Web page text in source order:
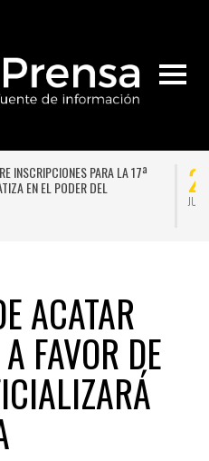
INSCRIPCIONES PARA LA 17ª
EN EL PODER DEL
JUL
ACATAR
FAVOR DE